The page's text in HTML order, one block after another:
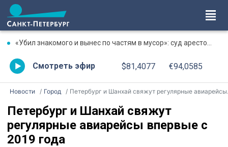
«Убил знакомого и вынес по частям в мусор»: суд арестовал фигуранта жестокого убийства на Луначарского
Смотреть эфир $81,4077 €94,0585
Новости Город Петербург и Шанхай свяжут регулярные авиарейсы впервые с 2019 года
Петербург и Шанхай свяжут
регулярные авиарейсы впервые с
2019 года